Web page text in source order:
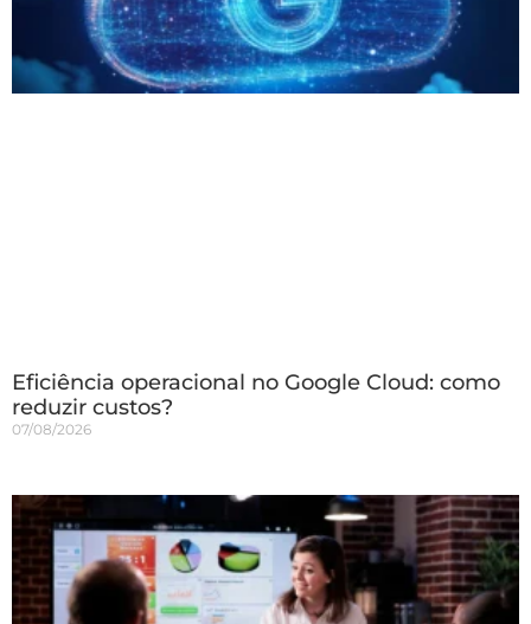
Eficiência operacional no Google Cloud: como
reduzir custos?
07/08/2026